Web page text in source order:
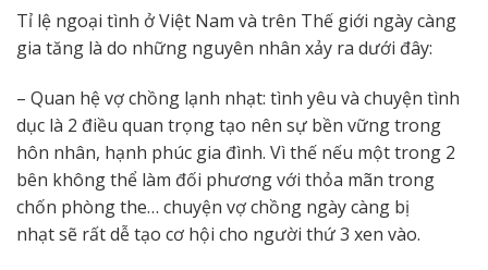
Tỉ lệ ngoại tình ở Việt Nam và trên Thế giới ngày càng
gia tăng là do những nguyên nhân xảy ra dưới đây:
– Quan hệ vợ chồng lạnh nhạt: tình yêu và chuyện tình
dục là 2 điều quan trọng tạo nên sự bền vững trong
hôn nhân, hạnh phúc gia đình. Vì thế nếu một trong 2
bên không thể làm đối phương với thỏa mãn trong
chốn phòng the… chuyện vợ chồng ngày càng bị
nhạt sẽ rất dễ tạo cơ hội cho người thứ 3 xen vào.